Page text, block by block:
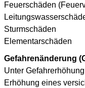
Feuerschäden
Sturmschäden
Elementarschäden
Gefahrenänderung
Unter
Erhöhung eines